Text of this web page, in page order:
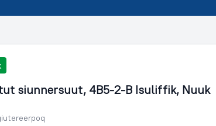
siunnersuut, 4B5-2-B Isuliffik, Nuuk